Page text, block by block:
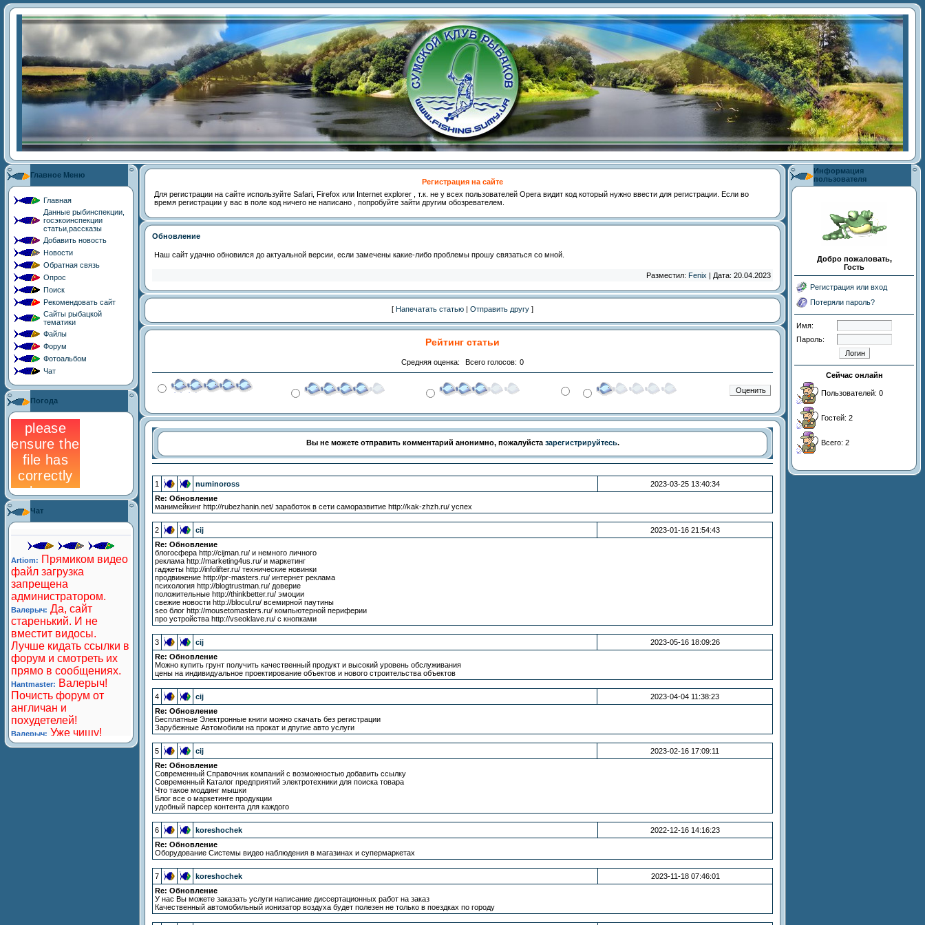
Главное Меню
Главная
Данные рыбинспекции,
госэкоинспекции
статьи,рассказы
Добавить новость
Новости
Обратная связь
Опрос
Поиск
Рекомендовать сайт
Сайты рыбацкой
тематики
Файлы
Форум
Фотоальбом
Чат
Погода
Чат
Регистрация на сайте
Для регистрации на сайте используйте Safari, Firefox или Internet explorer , т.к. не у всех пользователей Opera видит код который нужно ввести для регистрации. Если во
время регистрации у вас в поле код ничего не написано , попробуйте зайти другим обозревателем.
Обновление
Наш сайт удачно обновился до актуальной версии, если замечены какие-либо проблемы прошу связаться со мной.
Разместил: Fenix | Дата: 20.04.2023
[ Напечатать статью | Отправить другу ]
Рейтинг статьи
Средняя оценка: Всего голосов: 0
Вы не можете отправить комментарий анонимно, пожалуйста зарегистрируйтесь.
1 numinoross
2023-03-25 13:40:34
Re: Обновление
манимейкинг http://rubezhanin.net/ заработок в сети саморазвитие http://kak-zhzh.ru/ успех
2 cij
2023-01-16 21:54:43
Re: Обновление
блогосфера http://cijman.ru/ и немного личного
реклама http://marketing4us.ru/ и маркетинг
гаджеты http://infolifter.ru/ технические новинки
продвижение http://pr-masters.ru/ интернет реклама
психология http://blogtrustman.ru/ доверие
положительные http://thinkbetter.ru/ эмоции
свежие новости http://blocul.ru/ всемирной паутины
seo блог http://mousetomasters.ru/ компьютерной периферии
про устройства http://vseoklave.ru/ с кнопками
3 cij
2023-05-16 18:09:26
Re: Обновление
Можно купить грунт получить качественный продукт и высокий уровень обслуживания
цены на индивидуальное проектирование объектов и нового строительства объектов
4 cij
2023-04-04 11:38:23
Re: Обновление
Бесплатные Электронные книги можно скачать без регистрации
Зарубежные Автомобили на прокат и дпугие авто услуги
5 cij
2023-02-16 17:09:11
Re: Обновление
Современный Справочник компаний с возможностью добавить ссылку
Современный Каталог предприятий электротехники для поиска товара
Что такое моддинг мышки
Блог все о маркетинге продукции
удобный парсер контента для каждого
6 koreshochek
2022-12-16 14:16:23
Re: Обновление
Оборудование Системы видео наблюдения в магазинах и супермаркетах
7 koreshochek
2023-11-18 07:46:01
Re: Обновление
У нас Вы можете заказать услуги написание диссертационных работ на заказ
Качественный автомобильный ионизатор воздуха будет полезен не только в поездках по городу
Информация
пользователя
Добро пожаловать,
Гость
Регистрация или вход
Потеряли пароль?
Имя:
Пароль:
Сейчас онлайн
Пользователей: 0
Гостей: 2
Всего: 2